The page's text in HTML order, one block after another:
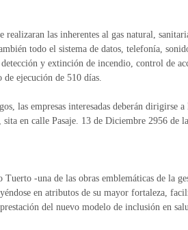
realizaran las inherentes al gas natural,
todo el sistema de datos, telefonía,
y extinción de incendio, control de
de ejecución de 510 días.
las empresas interesadas deberán dirigirse
en calle Pasaje. 13 de Diciembre 2956 de
-una de las obras emblemáticas de la
en atributos de su mayor fortaleza,
del nuevo modelo de inclusión en